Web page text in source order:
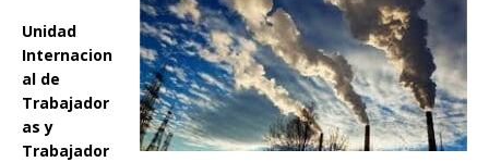
Unidad
Internacion
al de
Trabajador
as y
Trabajador